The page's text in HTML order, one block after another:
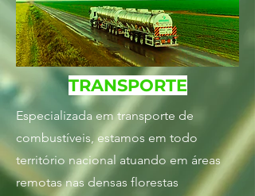
TRANSPORTE
Especializada em transporte de
combustíveis, estamos em todo
território nacional atuando em áreas
remotas nas densas florestas